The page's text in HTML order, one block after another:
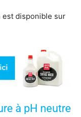
est disponible sur
à pH neutre